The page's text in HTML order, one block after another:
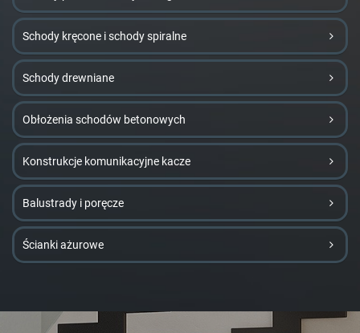
Schody kręcone i schody spiralne
Schody drewniane
Obłożenia schodów betonowych
Konstrukcje komunikacyjne kacze
Balustrady i poręcze
Ścianki ażurowe